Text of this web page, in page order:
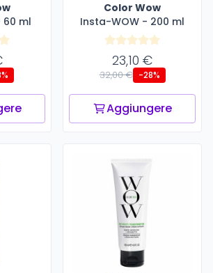
60 ml
Color Wow
Insta-WOW - 200 ml
23,10 €
32,00 € -28%
Aggiungere